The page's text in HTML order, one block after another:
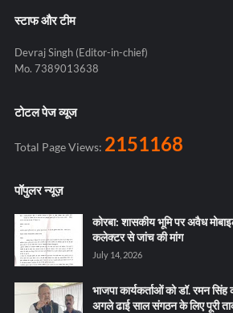
स्टाफ और टीम
Devraj Singh (Editor-in-chief)
Mo. 7389013638
टोटल पेज व्यूज
Total Page Views: 2151168
पॉपुलर न्यूज़
कोरबा: शासकीय भूमि पर अवैध
कलेक्टर से जांच की मांग
July 14, 2026
भाजपा कार्यकर्ताओं को डॉ. रमन
अगले ढाई साल संगठन के लिए पूरी